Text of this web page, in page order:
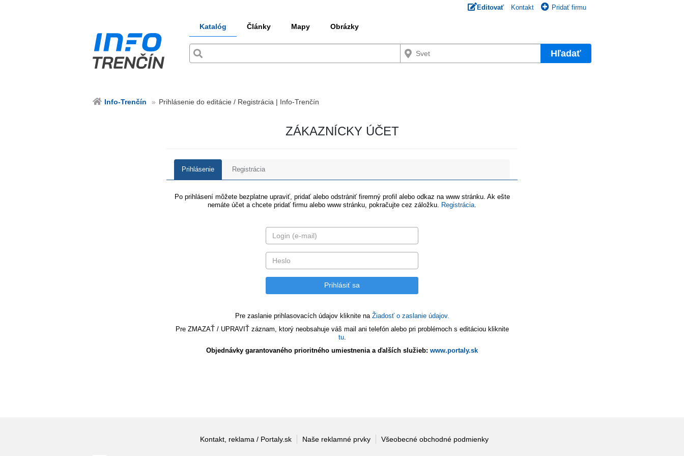
Editovať Kontakt Pridať firmu
Katalóg Články Mapy Obrázky
Hľadať
Info-Trenčín Prihlásenie do editácie / Registrácia | Info-Trenčín
ZÁKAZNÍCKY ÚČET
Prihlásenie Registrácia
Po prihlásení môžete bezplatne upraviť, pridať alebo odstrániť firemný profil alebo odkaz na www stránku. Ak ešte
nemáte účet a chcete pridať firmu alebo www stránku, pokračujte cez záložku.
Registrácia
Pre zaslanie prihlasovacích údajov kliknite na Žiadosť o zaslanie údajov.
Pre ZMAZAŤ / UPRAVIŤ záznam, ktorý neobsahuje váš mail ani telefón alebo pri problémoch s editáciou kliknite
tu.
Objednávky garantovaného prioritného umiestnenia a ďalších služieb: www.portaly.sk
Kontakt, reklama / Portaly.sk Naše reklamné prvky Všeobecné obchodné podmienky